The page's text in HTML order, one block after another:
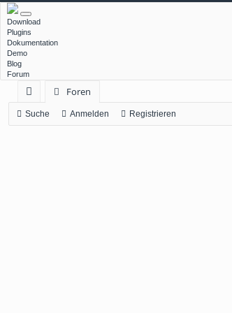
Download
Plugins
Dokumentation
Demo
Blog
Forum
ch
Foren
Suche Anmelden Registrieren